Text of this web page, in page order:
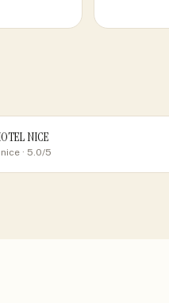
NICE
nice · 5.0/5